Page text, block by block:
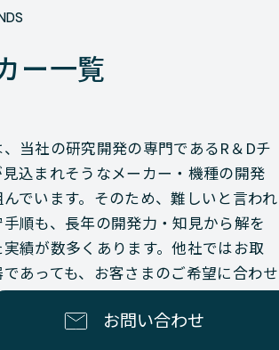
ー一覧
当社の研究開発の専門であるR＆Dチ
込まれそうなメーカー・機種の開発
でいます。そのため、難しいと言われ
順も、長年の開発力・知見から解を
績が数多くあります。他社ではお取
あっても、お客さまのご希望に合わせ
お問い合わせ